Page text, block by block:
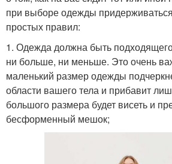
при выборе одежды
простых правил:
1. Одежда должна быть
ни больше, ни меньше. Это очень
маленький размер одежды
области вашего тела и прибавит
большого размера будет висеть и
бесформенный мешок;